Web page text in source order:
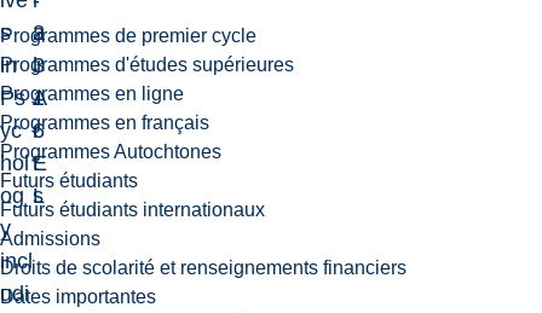
Programmes de premier cycle
Programmes d'études supérieures
Programmes en ligne
Programmes en français
Programmes Autochtones
Futurs étudiants
Futurs étudiants internationaux
Admissions
Droits de scolarité et renseignements financiers
Dates importantes
s
in
Ps
yc
hol
og
y
incl
udi
2
3
1
6
E
L
a
l
A
r
t
s